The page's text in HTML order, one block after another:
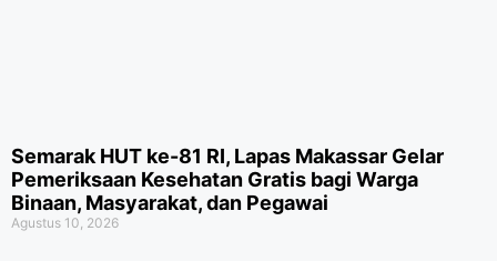
Semarak HUT ke-81 RI, Lapas Makassar Gelar
Pemeriksaan Kesehatan Gratis bagi Warga
Binaan, Masyarakat, dan Pegawai
Agustus 10, 2026